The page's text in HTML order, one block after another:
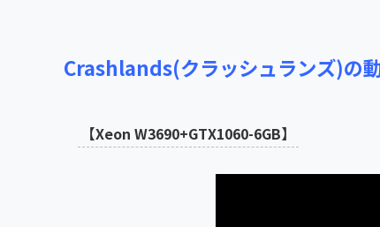
Crashlands(クラッシュランズ)の
【Xeon W3690+GTX1060-6GB】